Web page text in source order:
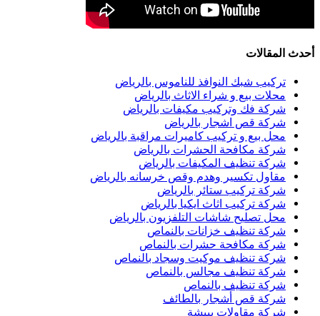
أحدث المقالات
تركيب شبك النوافذ للناموس بالرياض
محلات بيع و شراء الاثاث بالرياض
شركة فك وتركيب مكيفات بالرياض
شركة قص اشجار بالرياض
محل بيع و تركيب كاميرات مراقبة بالرياض
شركة مكافحة الحشرات بالرياض
شركة تنظيف المكيفات بالرياض
مقاول تكسير وهدم وقص خرسانه بالرياض
شركة تركيب ستائر بالرياض
شركة تركيب اثاث ايكيا بالرياض
محل تصليح شاشات التلفزيون بالرياض
شركة تنظيف خزانات بالنماص
شركة مكافحة حشرات بالنماص
شركة تنظيف موكيت وسجاد بالنماص
شركة تنظيف مجالس بالنماص
شركة تنظيف بالنماص
شركة قص أشجار بالطائف
شركة مقاولات ببيشة